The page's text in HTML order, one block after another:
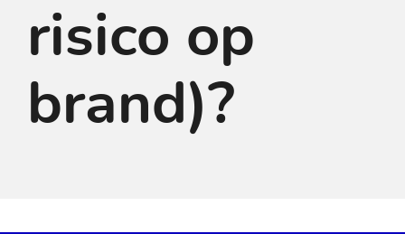
risico op
brand)?